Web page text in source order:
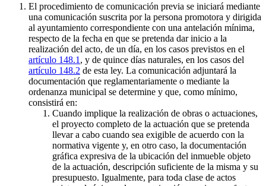
El procedimiento de comunicación previa se iniciará mediante
una comunicación suscrita por la persona promotora y dirigida
al ayuntamiento correspondiente con una antelación mínima,
respecto de la fecha en que se pretenda dar inicio a la
realización del acto, de un día, en los casos previstos en el
artículo 148.1 , y de quince días naturales, en los casos del
artículo 148.2 de esta ley. La comunicación adjuntará la
documentación que reglamentariamente o mediante la
ordenanza municipal se determine y que, como mínimo,
consistirá en:
Cuando implique la realización de obras o actuaciones,
el proyecto completo de la actuación que se pretenda
llevar a cabo cuando sea exigible de acuerdo con la
normativa vigente y, en otro caso, la documentación
gráfica expresiva de la ubicación del inmueble objeto
de la actuación, descripción suficiente de la misma y su
presupuesto. Igualmente, para toda clase de actos